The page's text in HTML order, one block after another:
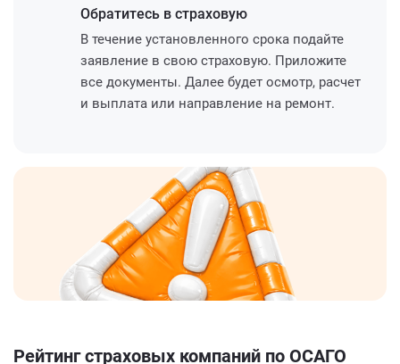
Обратитесь в страховую
В течение установленного срока подайте
заявление в свою страховую. Приложите
все документы. Далее будет осмотр, расчет
и выплата или направление на ремонт.
Рейтинг страховых компаний по ОСАГО